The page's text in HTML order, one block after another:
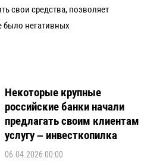
свои средства, позволяет
было негативных
Некоторые крупные
российские банки начали
предлагать своим клиентам
услугу – инвесткопилка
06.04.2026 00:00